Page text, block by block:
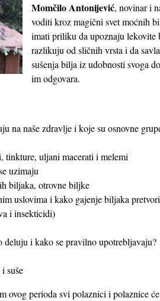
Momčilo Antonijević, novinar i
voditi kroz magični svet moćnih
imati priliku da upoznaju lekovite
razlikuju od sličnih vrsta i da
sušenja bilja iz udobnosti svoga
im odgovara.
na naše zdravlje i koje su osnovne
uljani macerati i melemi
uzimaju
biljaka, otrovne biljke
uslovima i kako gajenje biljaka
i insekticidi)
deluju i kako se pravilno upotrebljavaju?
suše
ovog perioda svi polaznici i polaznice